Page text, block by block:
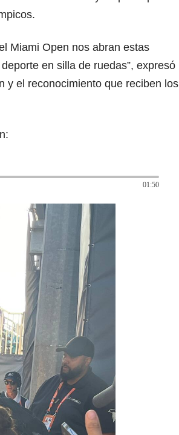
Miami Open nos abran estas
en silla de ruedas”, expresó
y el reconocimiento que reciben los
01:50